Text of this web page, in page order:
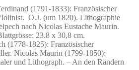
(1791-1833): Französischer
O.J. (um 1820). Lithographie
nach Nicolas Eustache Maurin.
23.8 x 30,8 cm.
(1778-1825): Französischer
Nicolas Maurin (1799-1850):
und Lithograph. – An den Rändern